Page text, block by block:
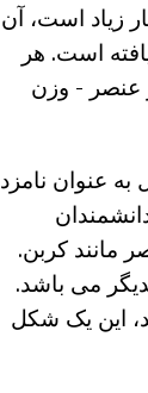
زیاد است، آن
است. هر
عنصر - وزن
عنوان نامزد
مانند کربن.
می باشد.
این یک شکل